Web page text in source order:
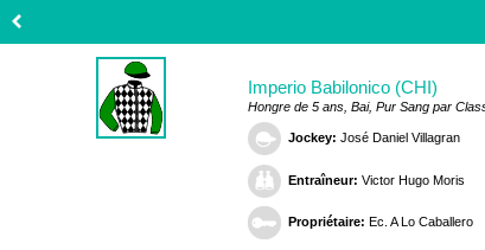
Imperio Babilonico (CHI)
Hongre de 5 ans, Bai, Pur Sang par
Jockey: José Daniel Villagran
Entraîneur: Victor Hugo Moris
Propriétaire: Ec. A Lo Caballero